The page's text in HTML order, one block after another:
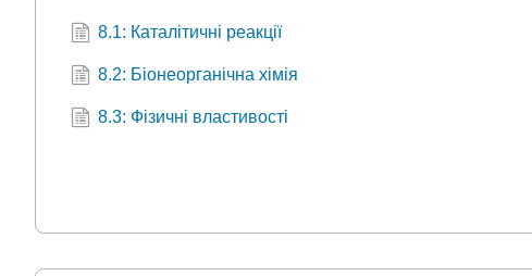
8.1: Каталітичні реакції
8.2: Біонеорганічна хімія
8.3: Фізичні властивості